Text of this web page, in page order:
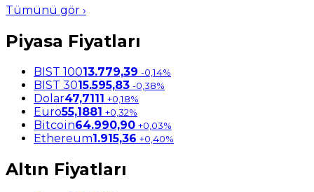
Tümünü gör ›
Piyasa Fiyatları
BIST 10013.779,39 -0,14%
BIST 3015.595,83 -0,38%
Dolar47,7111 +0,18%
Euro55,1881 +0,32%
Bitcoin64.990,90 +0,03%
Ethereum1.915,36 +0,40%
Altın Fiyatları